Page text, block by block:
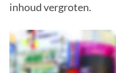
inhoud vergroten.